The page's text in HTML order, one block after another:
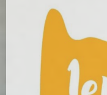
Dinding Meminta :
Heriadi
Lukisan kecil yang rata
sedang terpajang